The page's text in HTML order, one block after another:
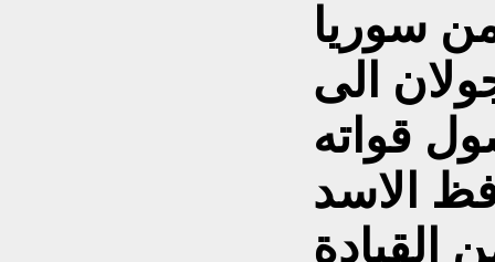
سوريا
الى
قواته
الاسد